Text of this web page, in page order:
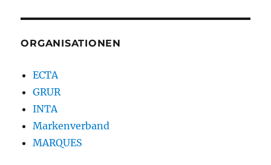
ORGANISATIONEN
ECTA
GRUR
INTA
Markenverband
MARQUES